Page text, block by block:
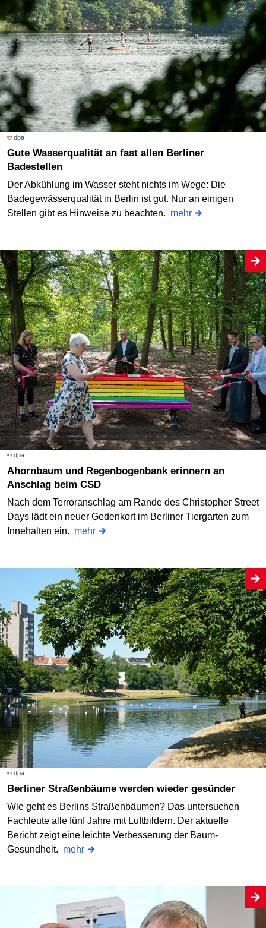
© dpa
Gute Wasserqualität an fast allen Berliner
Badestellen
Der Abkühlung im Wasser steht nichts im Wege: Die
Badegewässerqualität in Berlin ist gut. Nur an einigen
Stellen gibt es Hinweise zu beachten. mehr
© dpa
Ahornbaum und Regenbogenbank erinnern an
Anschlag beim CSD
Nach dem Terroranschlag am Rande des Christopher Street
Days lädt ein neuer Gedenkort im Berliner Tiergarten zum
Innehalten ein. mehr
© dpa
Berliner Straßenbäume werden wieder gesünder
Wie geht es Berlins Straßenbäumen? Das untersuchen
Fachleute alle fünf Jahre mit Luftbildern. Der aktuelle
Bericht zeigt eine leichte Verbesserung der Baum-
Gesundheit. mehr